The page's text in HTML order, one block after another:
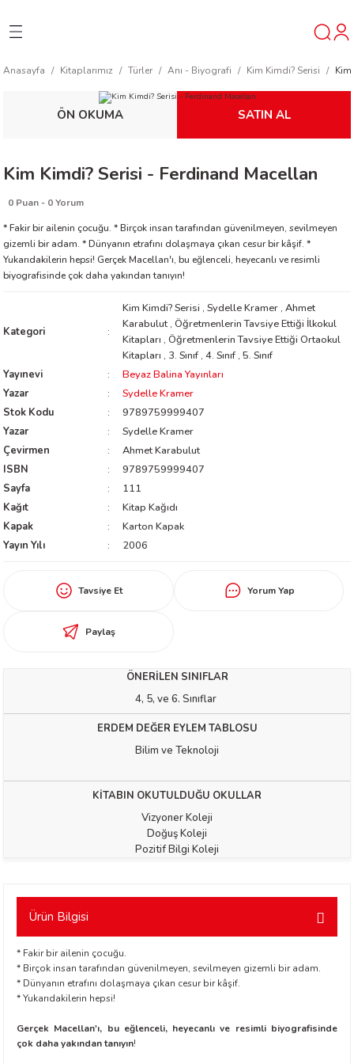
Anasayfa Kitaplarımız Türler Anı - Biyografi Kim Kimdi? Serisi
ÖN OKUMA SATIN AL
Kim Kimdi? Serisi - Ferdinand Macellan
0 Puan - 0 Yorum
* Fakir bir ailenin çocuğu. * Birçok insan tarafından güvenilmeyen, sevilmeyen
gizemli bir adam. * Dünyanın etrafını dolaşmaya çıkan cesur bir kâşif. *
Yukarıdakilerin hepsi! Gerçek Macellan'ı, bu eğlenceli, heyecanlı ve resimli
biyografisinde çok daha yakından tanıyın!
Kategori
Kim Kimdi? Serisi , Sydelle Kramer , Ahmet
Karabulut , Öğretmenlerin Tavsiye Ettiği İlkokul
Kitapları , Öğretmenlerin Tavsiye Ettiği Ortaokul
Kitapları , 3. Sınıf , 4. Sınıf , 5. Sınıf
Yayınevi
Beyaz Balina Yayınları
Yazar
Sydelle Kramer
Stok Kodu
9789759999407
Yazar
Sydelle Kramer
Çevirmen
Ahmet Karabulut
ISBN
9789759999407
Sayfa
111
Kağıt
Kitap Kağıdı
Kapak
Karton Kapak
Yayın Yılı
2006
Tavsiye Et Yorum Yap
Paylaş
ÖNERİLEN SINIFLAR
4, 5, ve 6. Sınıflar
ERDEM DEĞER EYLEM TABLOSU
Bilim ve Teknoloji
KİTABIN OKUTULDUĞU OKULLAR
Vizyoner Koleji
Doğuş Koleji
Pozitif Bilgi Koleji
Ürün Bilgisi
* Fakir bir ailenin çocuğu.
* Birçok insan tarafından güvenilmeyen, sevilmeyen gizemli bir adam.
* Dünyanın etrafını dolaşmaya çıkan cesur bir kâşif.
* Yukarıdakilerin hepsi!
Gerçek Macellan'ı, bu eğlenceli, heyecanlı ve resimli biyografisinde
çok daha yakından tanıyın!